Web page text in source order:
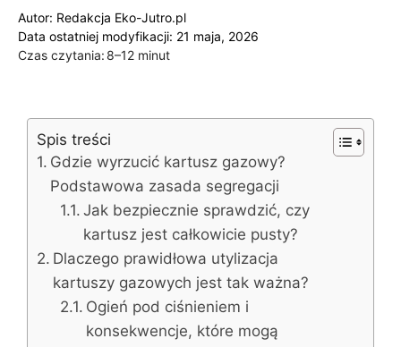
Autor: Redakcja Eko-Jutro.pl
Data ostatniej modyfikacji: 21 maja, 2026
Czas czytania: 8–12 minut
Spis treści
Gdzie wyrzucić kartusz gazowy?
Podstawowa zasada segregacji
Jak bezpiecznie sprawdzić, czy
kartusz jest całkowicie pusty?
Dlaczego prawidłowa utylizacja
kartuszy gazowych jest tak ważna?
Ogień pod ciśnieniem i
konsekwencje, które mogą